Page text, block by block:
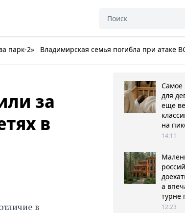
парк-2» Владимирская семья погибла при атаке
за
в
в
Самое
для
еще
на
14:11
а
турне
12:23